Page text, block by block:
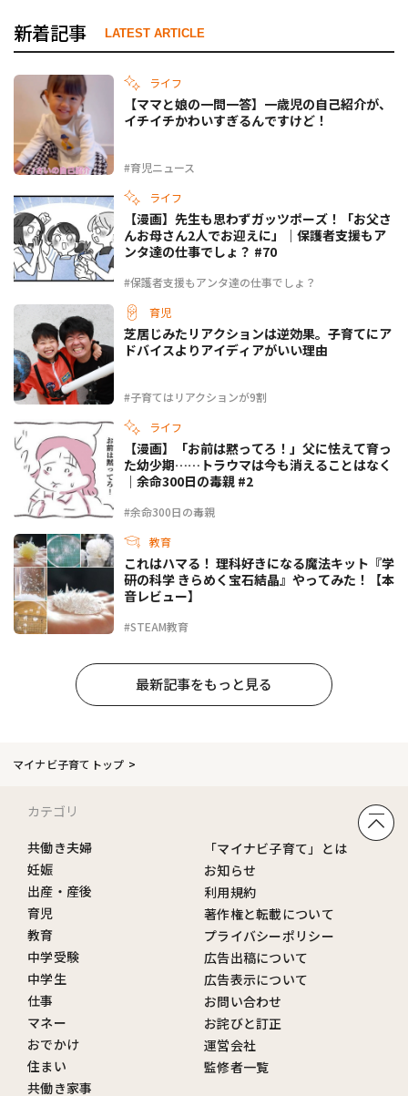
新着記事 LATEST ARTICLE
ライフ
#育児ニュース
【ママと娘の一問一答】一歳児の自己紹介が、
イチイチかわいすぎるんですけど！
ライフ
#保護者支援もアンタ達の仕事でしょ？
【漫画】先生も思わずガッツポーズ！「お父さ
んお母さん2人でお迎えに」｜保護者支援もア
ンタ達の仕事でしょ？ #70
育児
#子育てはリアクションが9割
芝居じみたリアクションは逆効果。子育てにア
ドバイスよりアイディアがいい理由
ライフ
#余命300日の毒親
【漫画】「お前は黙ってろ！」父に怯えて育っ
た幼少期……トラウマは今も消えることはなく
｜余命300日の毒親 #2
教育
#STEAM教育
これはハマる！ 理科好きになる魔法キット『学
研の科学 きらめく宝石結晶』やってみた！【本
音レビュー】
最新記事をもっと見る
マイナビ子育てトップ
カテゴリ
共働き夫婦
妊娠
出産・産後
育児
教育
中学受験
中学生
仕事
マネー
おでかけ
住まい
共働き家事
「マイナビ子育て」とは
お知らせ
利用規約
著作権と転載について
プライバシーポリシー
広告出稿について
広告表示について
お問い合わせ
お詫びと訂正
運営会社
監修者一覧